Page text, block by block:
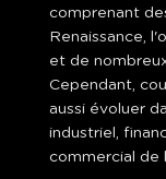
comprenant
Renaissance,
et de
Cependant,
aussi évoluer
industriel,
commercial de